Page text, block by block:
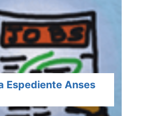
Espediente Anses